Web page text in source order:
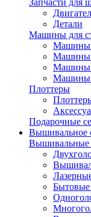
Запчасти для
Детали
Машины для
Машины
Машины
Машины
Машины
Плоттеры
Подарочные
Вышивальное